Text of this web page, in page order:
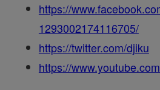
https://
1293002174116705/
https://twitter.com/djiku
https://